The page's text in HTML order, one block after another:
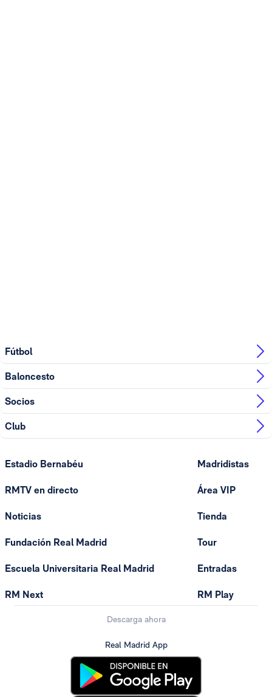
Fútbol
Baloncesto
Socios
Club
Estadio Bernabéu
RMTV en directo
Noticias
Fundación Real Madrid
Escuela Universitaria Real Madrid
RM Next
Madridistas
Área VIP
Tienda
Tour
Entradas
RM Play
Descarga ahora
Real Madrid App